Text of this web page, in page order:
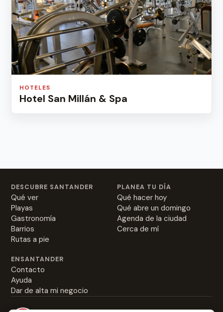
HOTELES
Hotel San Millán & Spa
DESCUBRE SANTANDER
Qué ver
Playas
Gastronomía
Barrios
Rutas a pie
PLANEA TU DÍA
Qué hacer hoy
Qué abre un domingo
Agenda de la ciudad
Cerca de mí
ENSANTANDER
Contacto
Ayuda
Dar de alta mi negocio